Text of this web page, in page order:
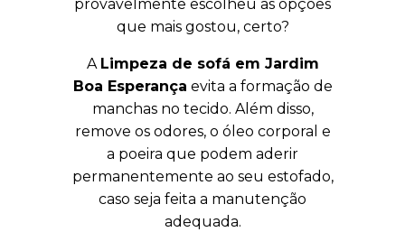
provavelmente escolheu as opções
que mais gostou, certo?
A Limpeza de sofá em Jardim
Boa Esperança evita a formação de
manchas no tecido. Além disso,
remove os odores, o óleo corporal e
a poeira que podem aderir
permanentemente ao seu estofado,
caso seja feita a manutenção
adequada.